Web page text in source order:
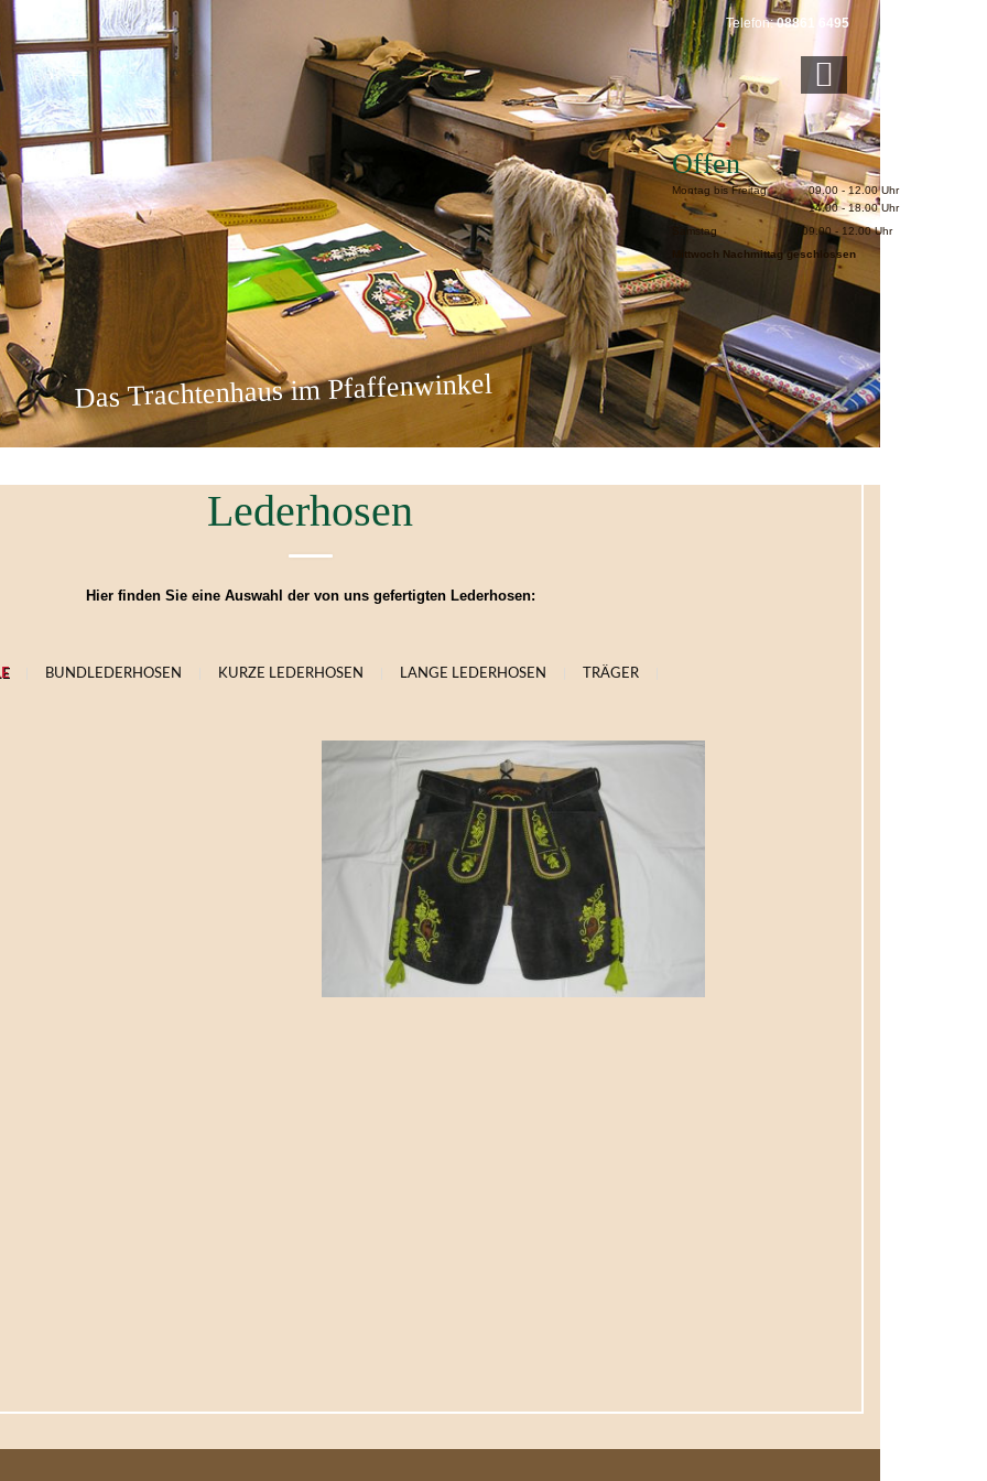
Telefon:08861 6495
Offen
Montag bis Freitag
09.00 - 12.00 Uhr
14.00 - 18.00 Uhr
Samstag
09.00 - 12.00 Uhr
Mittwoch Nachmittag geschlossen
Das Trachtenhaus im Pfaffenwinkel
Lederhosen
Hier finden Sie eine Auswahl der von uns gefertigten Lederhosen:
BUNDLEDERHOSEN KURZE LEDERHOSEN LANGE LEDERHOSEN TRÄGER